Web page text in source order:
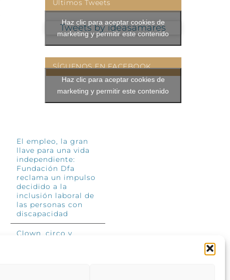
Últimos Tweets
Tweets by ideasamares
Haz clic para aceptar cookies de
marketing y permitir este contenido
SÍGUENOS EN FACEBOOK
Haz clic para aceptar cookies de
marketing y permitir este contenido
El empleo, la gran
llave para una vida
independiente:
Fundación Dfa
reclama un impulso
decidido a la
inclusión laboral de
las personas con
discapacidad
Clown, circo y